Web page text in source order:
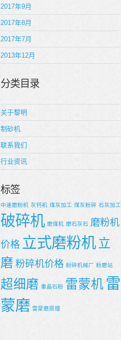
2017年9月
2017年8月
2017年7月
2013年12月
分类目录
关于黎明
制砂机
联系我们
行业资讯
标签
中速磨粉机 灰钙机 煤灰加工 煤灰粉碎 石灰加工
破碎机 磨煤机 磨石灰石 磨粉机
价格 立式磨粉机 立
磨 粉碎机价格 粉碎机械厂 粉磨站
超细磨 重晶石粉 雷蒙机 雷
蒙磨 雷蒙磨原理